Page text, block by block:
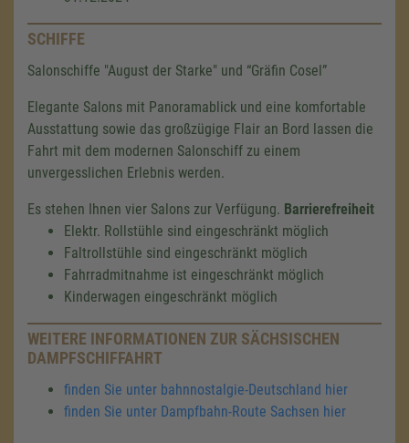
SCHIFFE
Salonschiffe "August der Starke" und “Gräfin Cosel”
Elegante Salons mit Panoramablick und eine komfortable
Ausstattung sowie das großzügige Flair an Bord lassen die
Fahrt mit dem modernen Salonschiff zu einem
unvergesslichen Erlebnis werden.
Es stehen Ihnen vier Salons zur Verfügung. Barrierefreiheit
Elektr. Rollstühle sind eingeschränkt möglich
Faltrollstühle sind eingeschränkt möglich
Fahrradmitnahme ist eingeschränkt möglich
Kinderwagen eingeschränkt möglich
WEITERE INFORMATIONEN ZUR SÄCHSISCHEN
DAMPFSCHIFFAHRT
finden Sie unter bahnnostalgie-Deutschland hier
finden Sie unter Dampfbahn-Route Sachsen hier